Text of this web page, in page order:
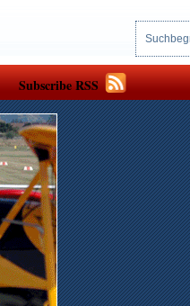
Subscribe RSS